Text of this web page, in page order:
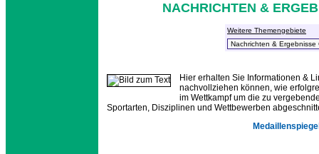
NACHRICHTEN &
Weitere Themengebiete
Hier erhalten Sie Informationen &
nachvollziehen können, wie
im Wettkampf um die zu
Sportarten, Disziplinen und Wettbewerben